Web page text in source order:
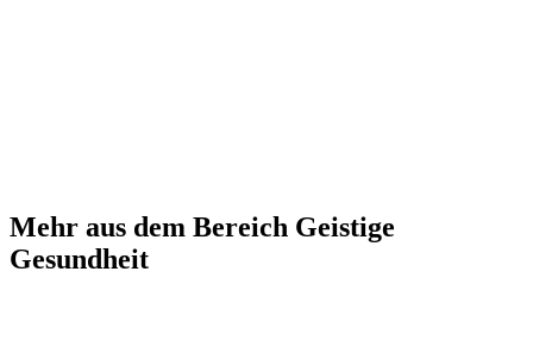
Mehr aus dem Bereich Geistige
Gesundheit